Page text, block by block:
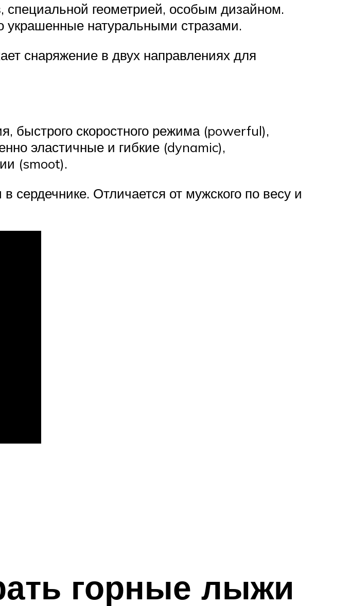
специальной геометрией, особым дизайном.
украшенные натуральными стразами.
снаряжение в двух направлениях для
быстрого скоростного режима (powerful),
эластичные и гибкие (dynamic),
(smoot).
сердечнике. Отличается от мужского по весу и
горные лыжи